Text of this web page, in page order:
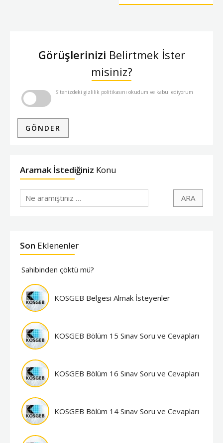
Görüşlerinizi Belirtmek İster
misiniz?
Sitenizdeki gizlilik politikasını okudum ve kabul ediyorum
Aramak İstediğiniz Konu
Son Eklenenler
Sahibinden çöktü mü?
KOSGEB Belgesi Almak İsteyenler
KOSGEB Bölüm 15 Sınav Soru ve Cevapları
KOSGEB Bölüm 16 Sınav Soru ve Cevapları
KOSGEB Bölüm 14 Sınav Soru ve Cevapları